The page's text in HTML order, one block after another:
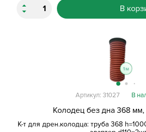
В
Колодец без дна 368 мм,
К-т для дрен.колодца: труба 368
Артикул: 31027 В